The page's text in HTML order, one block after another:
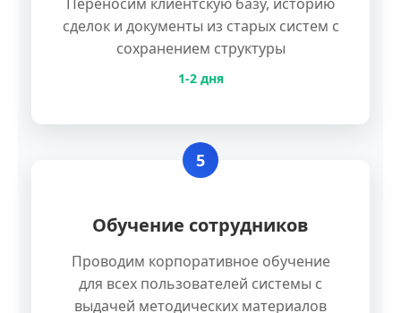
сделок и документы из старых систем с
сохранением структуры
1-2 дня
5
Обучение сотрудников
Проводим корпоративное обучение
для всех пользователей системы с
выдачей методических материалов